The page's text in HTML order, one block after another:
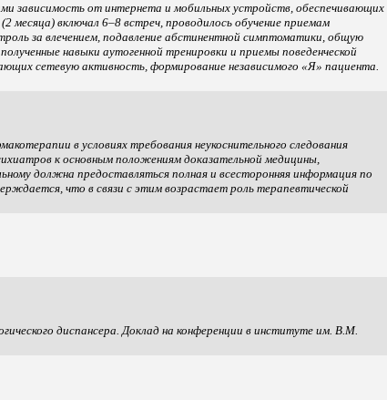
зависимость от интернета и мобильных устройств, обеспечивающих
месяца) включал 6–8 встреч, проводилось обучение приемам
за влечением, подавление абстинентной симптоматики, общую
навыки аутогенной тренировки и приемы поведенческой
сетевую активность, формирование независимого «Я» пациента.
в условиях требования неукоснительного следования
к основным положениям доказательной медицины,
должна предоставляться полная и всесторонняя информация по
что в связи с этим возрастает роль терапевтической
диспансера. Доклад на конференции в институте им. В.М.